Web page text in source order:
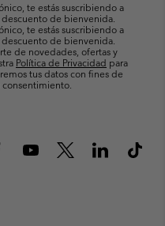
te estás suscribiendo a
de bienvenida.
te estás suscribiendo a
de bienvenida.
de novedades, ofertas y
Política de Privacidad para
tus datos con fines de
consentimiento.